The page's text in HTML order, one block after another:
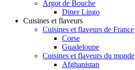
Argot de Bouche
Diner Lingo
Cuisines et flaveurs
Cuisines et flaveurs de France
Corse
Guadeloupe
Cuisines et flaveurs du monde
Afghanistan